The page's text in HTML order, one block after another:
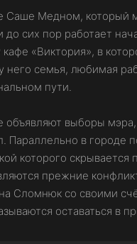
Медном, который
сих пор работает
«Виктория», в
него семья, любимая
пути.
выборы
в городе
которого
прежние
Сломнюк со своими
оставаться в